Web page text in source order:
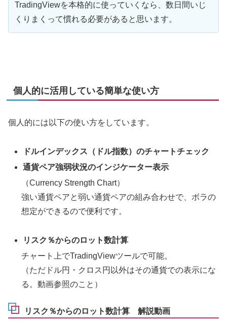
TradingViewを本格的に使っていくなら、数日間いじ
くりまくって慣れる必要があると思います。
個人的に活用している簡単な使い方
個人的には以下の使い方をしています。
ドルインデックス（ドル指数）のチャートチェック
通貨ペア強弱状況のインジケーター表示
（Currency Strength Chart）
強い通貨ペアと弱い通貨ペアの組み合わせで、ボラの
想定ができるので便利です。
リスク％からのロット数計算
チャート上でTradingViewツールで可能。
（ただドル円・クロス円以外はその通貨での表示にな
る。動画参照のこと）
リスク％からのロット数計算 解説動画